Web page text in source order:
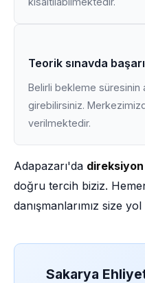
Teorik sınavda
Belirli bekleme süresinin
girebilirsiniz.
verilmektedir.
Adapazarı'da
doğru tercih biziz.
danışmanlarımız size
Sakarya